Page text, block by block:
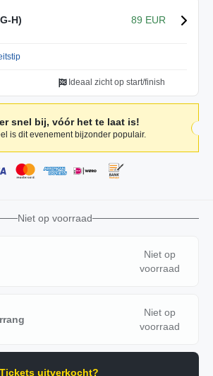
H) 89 EUR
Ideaal zicht op start/finish
snel bij, vóór het te laat is!
is dit evenement bijzonder populair.
Niet op voorraad
Niet op
voorraad
Niet op
voorraad
uitverkocht?